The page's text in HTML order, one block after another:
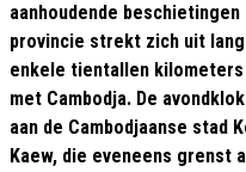
aanhoudende
provincie strekt zich uit
enkele tientallen kilometers
met Cambodja. De
aan de Cambodjaanse stad
Kaew, die eveneens grenst